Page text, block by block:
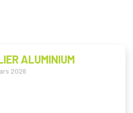
ALUMINIUM
2026